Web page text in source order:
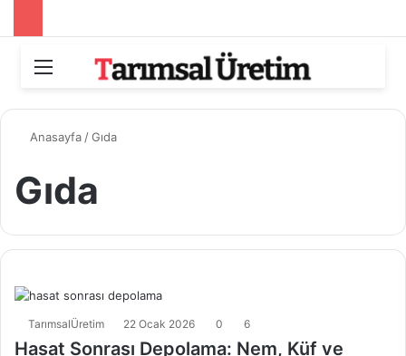
Anasayfa /Gıda
Gıda
TarımsalÜretim 22 Ocak 2026 0 6
Hasat Sonrası Depolama: Nem, Küf ve